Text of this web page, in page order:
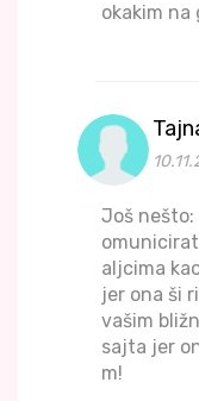
okakim na
Još nešto:
aljcima
jer ona ši
vašim
sajta jer
m!